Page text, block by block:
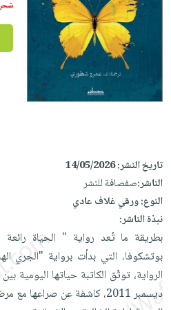
إختياراتنا
كتب
أكاديمية
صندوق
iKitab
حدود
أسئلة
يتكرر
iKitab
على
Android
تحميل
iKitab
على
Apple
أسئلة
يتكرر
طرحها
تحميل
على
masmu3
على
Apple
المواضيع
الأكثر
إختياراتنا
وسائل
القراءة
جوائز
تعليمية
الصحة
الشخصية
جديد
أجهزة
العناية
الشخصية
العناية
وتصفيف
الشعر
العناية
بالجسم
المطبخ
والسفرة
الكل
أواني
الطهي
أدوات
متجر
الهدايا
أقسام
تاريخ النشر:14/05/2026
الناشر:صفصافة للنشر
النوع:ورقي غلاف عادي
نبذة الناشر:
بطريقة ما تُعد رواية " الحياة رائعة "
بوتشكوفا، التي بدأت برواية
ديسمبر 2011، كاشفة عن صراعها